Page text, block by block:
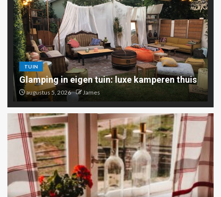
TUIN
Glamping in eigen tuin: luxe kamperen thuis
augustus 5, 2026 James